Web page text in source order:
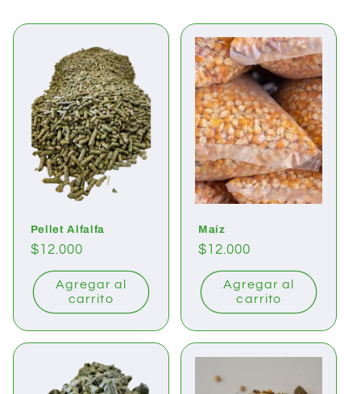
Pellet Alfalfa
Precio
habitual
$12.000
Agregar al
carrito
Maíz
Precio
habitual
$12.000
Agregar al
carrito